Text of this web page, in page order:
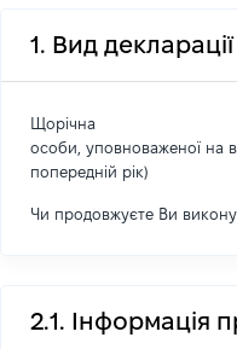
1. Вид
Щорічна
особи, уповноваженої на
попередній рік)
Чи продовжуєте Ви
2.1. Інформація